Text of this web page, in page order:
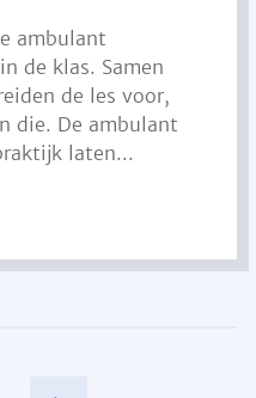
ambulant
de klas. Samen
de les voor,
die. De ambulant
laten...